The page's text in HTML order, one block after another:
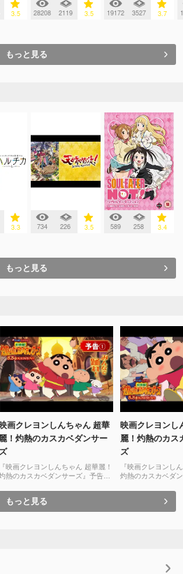
3.5 28208 2119 3.5 19172 3527 3.7
もっと見る
3.3 734 226 3.5 589 258 3.4
もっと見る
画クレヨンしんちゃん 超華
麗！灼熱のカスカベダンサー
ズ
『映画クレヨンしんちゃん 超華麗！
熱のカスカベダンサーズ』予告
映画クレヨンし
麗！灼熱のカス
ズ
『映画クレヨンし
灼熱のカスカベダ
もっと見る